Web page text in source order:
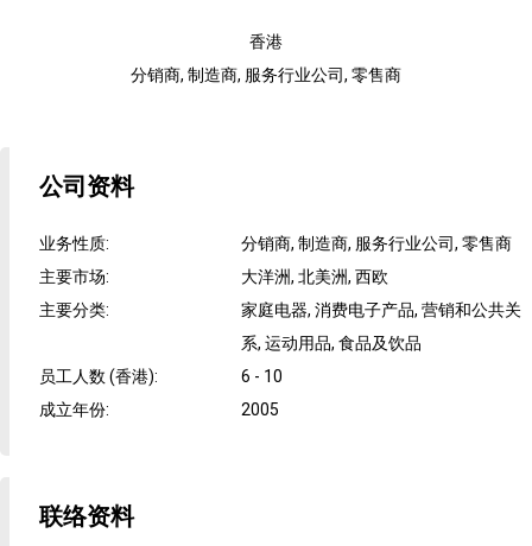
香港
分销商, 制造商, 服务行业公司, 零售商
公司资料
业务性质:
分销商, 制造商, 服务行业公司, 零售商
主要市场:
大洋洲, 北美洲, 西欧
主要分类:
家庭电器, 消费电子产品, 营销和公共关
系, 运动用品, 食品及饮品
员工人数 (香港):
6 - 10
成立年份: 2005
联络资料